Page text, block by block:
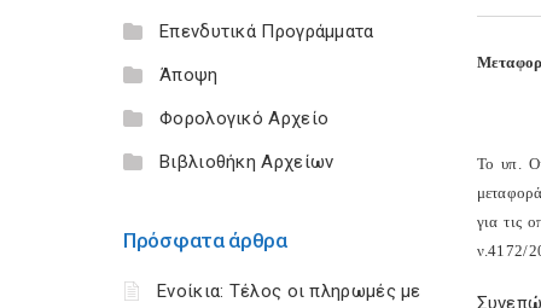
Επενδυτικά Προγράμματα
Άποψη
Φορολογικό Αρχείο
Βιβλιοθήκη Αρχείων
Πρόσφατα άρθρα
Ενοίκια: Τέλος οι πληρωμές με
Το υπ.
για τις
ν.4172/